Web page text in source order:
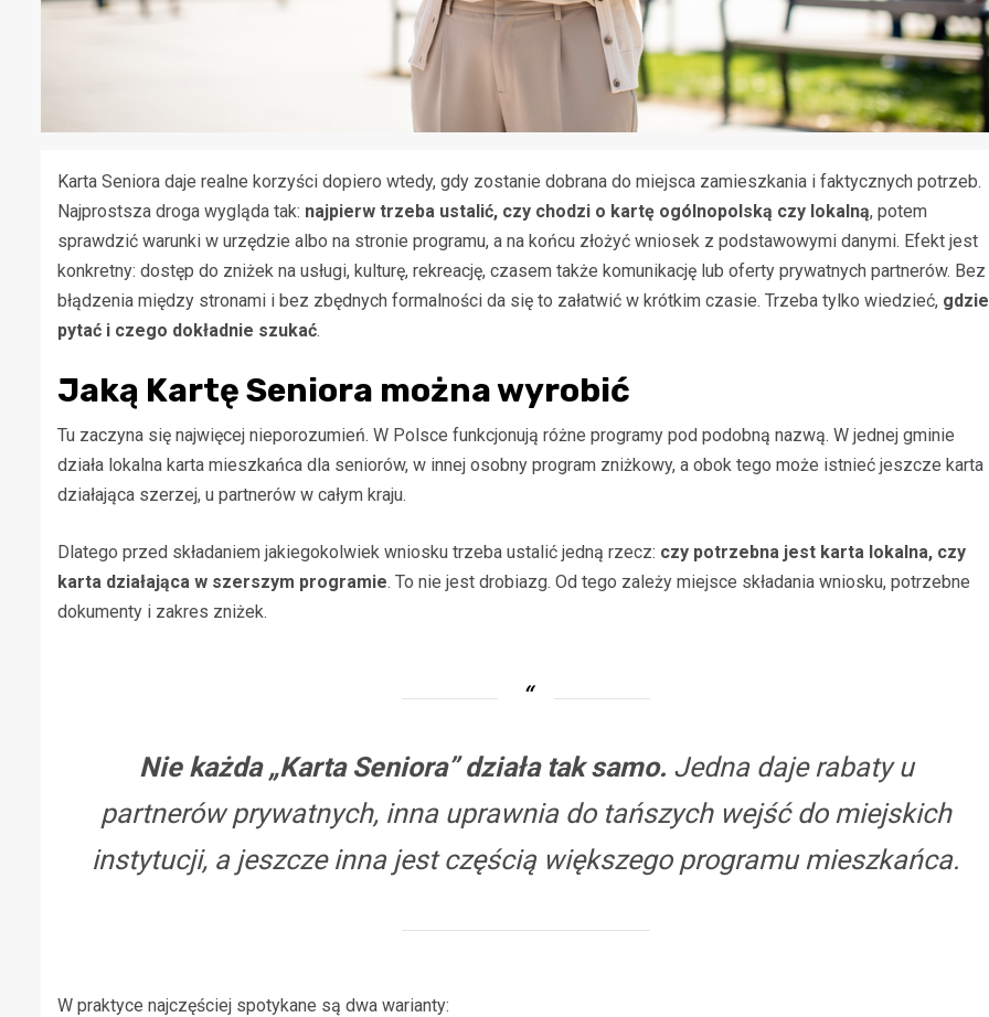
Karta Seniora daje realne korzyści dopiero wtedy, gdy zostanie dobrana do miejsca zamieszkania i faktycznych potrzeb.
Najprostsza droga wygląda tak: najpierw trzeba ustalić, czy chodzi o kartę ogólnopolską czy lokalną, potem
sprawdzić warunki w urzędzie albo na stronie programu, a na końcu złożyć wniosek z podstawowymi danymi. Efekt jest
konkretny: dostęp do zniżek na usługi, kulturę, rekreację, czasem także komunikację lub oferty prywatnych partnerów. Bez
błądzenia między stronami i bez zbędnych formalności da się to załatwić w krótkim czasie. Trzeba tylko wiedzieć, gdzie
pytać i czego dokładnie szukać.
Jaką Kartę Seniora można wyrobić
Tu zaczyna się najwięcej nieporozumień. W Polsce funkcjonują różne programy pod podobną nazwą. W jednej gminie
działa lokalna karta mieszkańca dla seniorów, w innej osobny program zniżkowy, a obok tego może istnieć jeszcze karta
działająca szerzej, u partnerów w całym kraju.
Dlatego przed składaniem jakiegokolwiek wniosku trzeba ustalić jedną rzecz: czy potrzebna jest karta lokalna, czy
karta działająca w szerszym programie. To nie jest drobiazg. Od tego zależy miejsce składania wniosku, potrzebne
dokumenty i zakres zniżek.
Nie każda „Karta Seniora” działa tak samo. Jedna daje rabaty u
partnerów prywatnych, inna uprawnia do tańszych wejść do miejskich
instytucji, a jeszcze inna jest częścią większego programu mieszkańca.
W praktyce najczęściej spotykane są dwa warianty: